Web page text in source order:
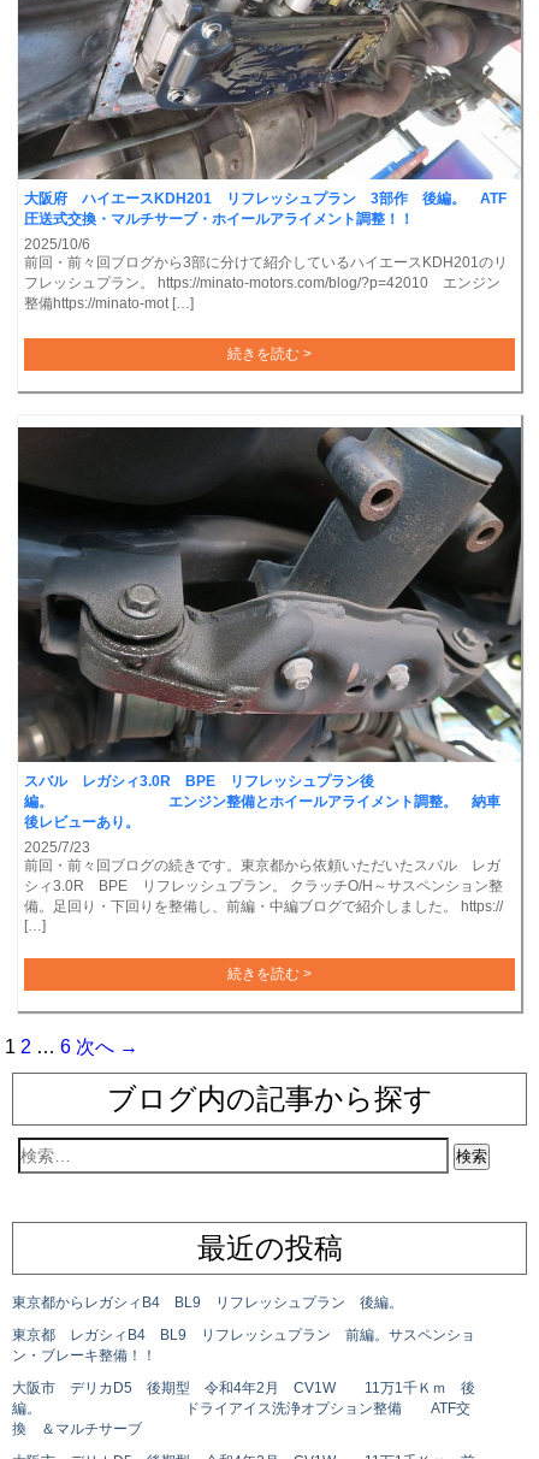
大阪府 ハイエースKDH201 リフレッシュプラン 3部作 後編。 ATF
圧送式交換・マルチサーブ・ホイールアライメント調整！！
2025/10/6
前回・前々回ブログから3部に分けて紹介しているハイエースKDH201のリ
フレッシュプラン。 https://minato-motors.com/blog/?p=42010 エンジン
整備https://minato-mot […]
続きを読む >
スバル レガシィ3.0R BPE リフレッシュプラン後
編。 エンジン整備とホイールアライメント調整。 納車
後レビューあり。
2025/7/23
前回・前々回ブログの続きです。東京都から依頼いただいたスバル レガ
シィ3.0R BPE リフレッシュプラン。 クラッチO/H～サスペンション整
備。足回り・下回りを整備し、前編・中編ブログで紹介しました。 https://
[…]
続きを読む >
1 2 … 6 次へ →
ブログ内の記事から探す
最近の投稿
東京都からレガシィB4 BL9 リフレッシュプラン 後編。
東京都 レガシィB4 BL9 リフレッシュプラン 前編。サスペンショ
ン・ブレーキ整備！！
大阪市 デリカD5 後期型 令和4年2月 CV1W 11万1千Ｋｍ 後
編。 ドライアイス洗浄オプション整備 ATF交
換 ＆マルチサーブ